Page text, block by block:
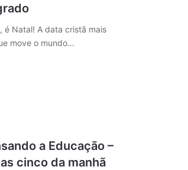
é Natal! A data cristã mais
move o mundo…
a Educação –
cinco da manhã